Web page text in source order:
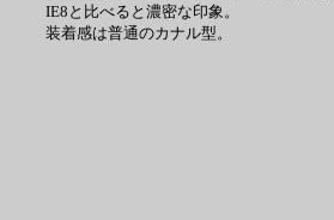
IE8と比べると濃密な印象。
装着感は普通のカナル型。